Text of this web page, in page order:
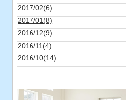
2017/02(6)
2017/01(8)
2016/12(9)
2016/11(4)
2016/10(14)